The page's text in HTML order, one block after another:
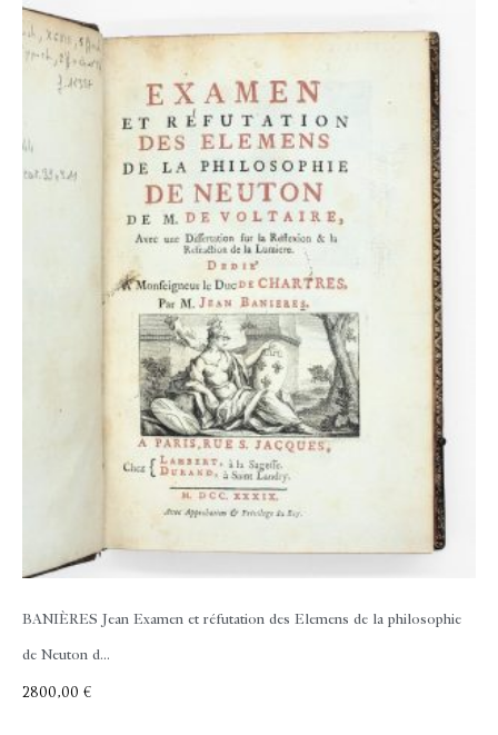
BANIÈRES Jean Examen et réfutation des Elemens de la philosophie
de Neuton d...
2800,00 €